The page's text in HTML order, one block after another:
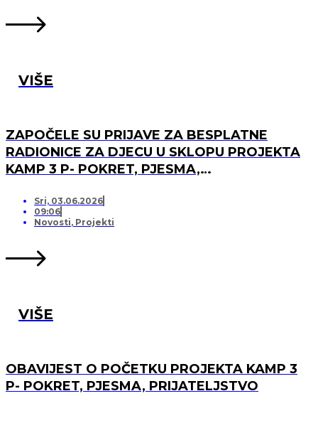
VIŠE
ZAPOČELE SU PRIJAVE ZA BESPLATNE
RADIONICE ZA DJECU U SKLOPU PROJEKTA
KAMP 3 P- POKRET, PJESMA,
Sri, 03.06.2026
09:06
Novosti, Projekti
VIŠE
OBAVIJEST O POČETKU PROJEKTA KAMP 3
P- POKRET, PJESMA, PRIJATELJSTVO